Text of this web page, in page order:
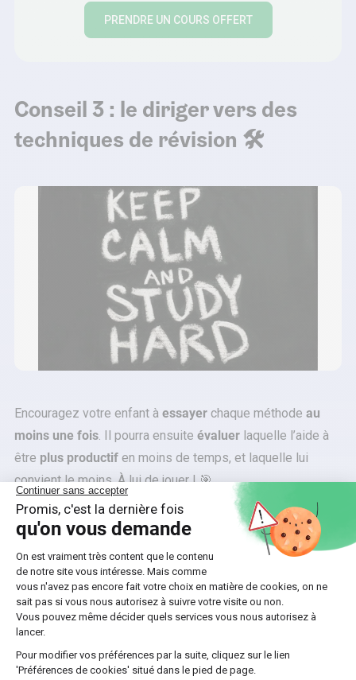
PRENDRE UN COURS OFFERT
Conseil 3 : le diriger vers des
techniques de révision 🛠️
Encouragez votre enfant à essayer chaque méthode au
moins une fois. Il pourra ensuite évaluer laquelle l’aide à
être plus productif en moins de temps, et laquelle lui
convient le moins. À lui de jouer ! 🎯
Les méthodes prouvées
Fiches de révision
Écrire desfiches de révisionaide à
apprendre les informations essentielles
etassimileplus facilement les notions clés.